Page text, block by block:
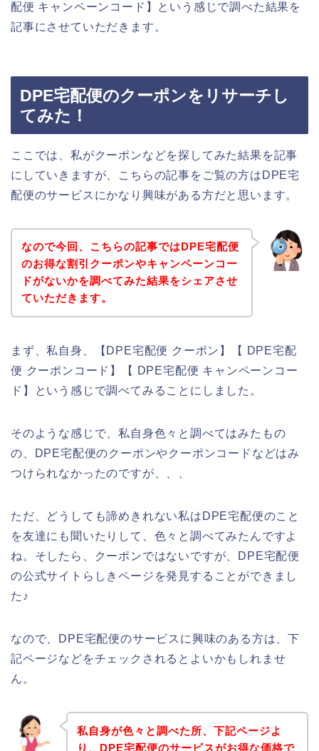
配便 キャンペーンコード】という感じで調べた結果を
記事にさせていただきます。
DPE宅配便のクーポンをリサーチし
てみた！
ここでは、私がクーポンなどを探してみた結果を記事
にしていきますが、こちらの記事をご覧の方はDPE宅
配便のサービスにかなり興味がある方だと思います。
なので今回、こちらの記事ではDPE宅配便
のお得な割引クーポンやキャンペーンコー
ドがないかを調べてみた結果をシェアさせ
ていただきます。
まず、私自身、【DPE宅配便 クーポン】【 DPE宅配
便 クーポンコード】【 DPE宅配便 キャンペーンコー
ド】という感じで調べてみることにしました。
そのような感じで、私自身色々と調べてはみたもの
の、DPE宅配便のクーポンやクーポンコードなどはみ
つけられなかったのですが、、、
ただ、どうしても諦めきれない私はDPE宅配便のこと
を友達にも聞いたりして、色々と調べてみたんですよ
ね。そしたら、クーポンではないですが、DPE宅配便
の公式サイトらしきページを発見することができまし
た♪
なので、DPE宅配便のサービスに興味のある方は、下
記ページなどをチェックされるとよいかもしれませ
ん。
私自身が色々と調べた所、下記ページよ
り、DPE宅配便のサービスがお得な価格で